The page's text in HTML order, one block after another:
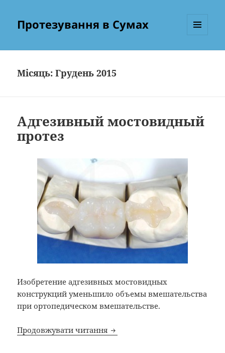
Протезування в Сумах
Місяць:Грудень 2015
Адгезивный мостовидный
протез
Изобретение адгезивных мостовидных
конструкций уменьшило объемы вмешательства
при ортопедическом вмешательстве.
Продовжувати читання Адгезивный мостовидный